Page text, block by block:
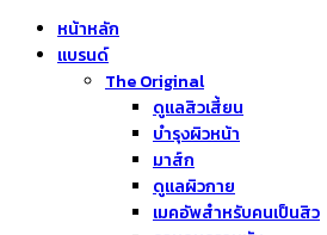
หน้าหลัก
แบรนด์
The Original
ดูแลสิวเสี้ยน
บำรุงผิวหน้า
มาส์ก
ดูแลผิวกาย
เมคอัพสำหรับคนเป็นสิว